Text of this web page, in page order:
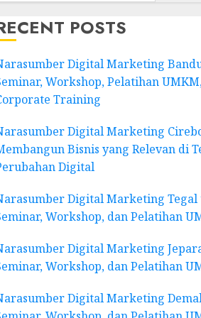
POSTS
Digital Marketing
Workshop, Pelatihan
Training
Digital Marketing
Bisnis yang Relevan di
Digital
Digital Marketing
Workshop, dan Pelatihan
Digital Marketing
Workshop, dan Pelatihan
Digital Marketing